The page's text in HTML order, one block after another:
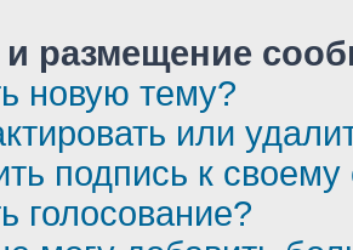
и размещение
новую тему?
или
подпись к
голосование?